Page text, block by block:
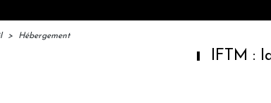
> Hébergement
IFTM :